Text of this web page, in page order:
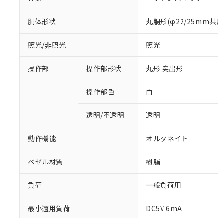
胴体形状 丸胴形(φ22/25mm共
照光/非照光 照光
操作部 操作部形状 丸形 突出形
操作部色 白
透明/不透明 透明
動作機能 オルタネイト
ベゼル材質 樹脂
負荷 一般負荷用
最小適用負荷 DC5V 6mA
※1 対応状況